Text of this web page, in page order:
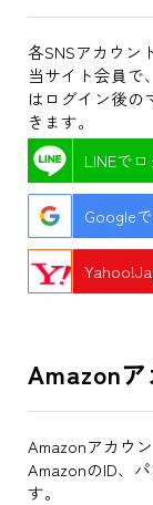
各SNSアカウン
当サイト会員で
はログイン後の
きます。
LINEで
Google
Amazon
Amazonアカウ
AmazonのID、
す。